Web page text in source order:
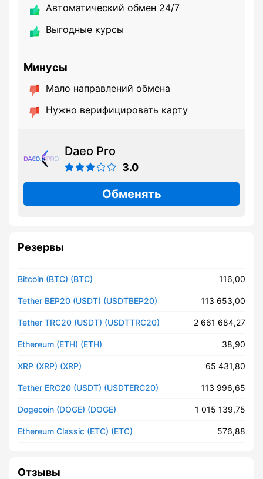
Автоматический обмен 24/7
Выгодные курсы
Минусы
Мало направлений обмена
Нужно верифицировать карту
Daeo Pro
3.0
Обменять
Резервы
Bitcoin (BTC) (BTC) 116,00
Tether BEP20 (USDT) (USDTBEP20) 113 653,00
Tether TRC20 (USDT) (USDTTRC20) 2 661 684,27
Ethereum (ETH) (ETH) 38,90
XRP (XRP) (XRP) 65 431,80
Tether ERC20 (USDT) (USDTERC20) 113 996,65
Dogecoin (DOGE) (DOGE) 1 015 139,75
Ethereum Classic (ETC) (ETC) 576,88
Отзывы